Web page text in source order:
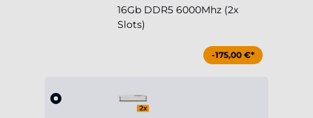
16Gb DDR5 6000Mhz (2x
Slots)
-175,00 €*